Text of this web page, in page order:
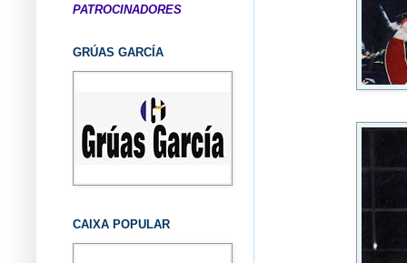
PATROCINADORES
GRÚAS GARCÍA
CAIXA POPULAR